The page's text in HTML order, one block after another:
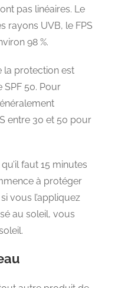
pas linéaires. Le
rayons UVB, le FPS
98 %.
la protection est
SPF 50. Pour
entre 30 et 50 pour
faut 15 minutes
à protéger
vous l’appliquez
au soleil, vous